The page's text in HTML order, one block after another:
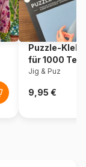
Puzzle-
für 1000
Jig & Puz